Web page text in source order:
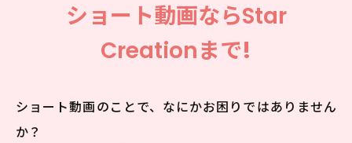
ショート動画ならStar
Creationまで!
ショート動画のことで、なにかお困りではありません
か？